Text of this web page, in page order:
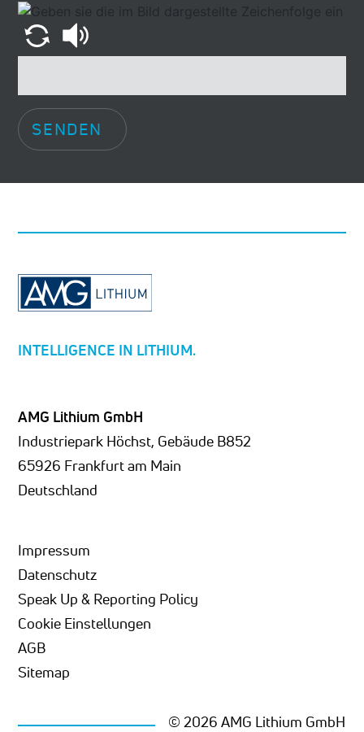
SENDEN
INTELLIGENCE IN LITHIUM.
AMG Lithium GmbH
Industriepark Höchst, Gebäude B852
65926 Frankfurt am Main
Deutschland
Impressum
Datenschutz
Speak Up & Reporting Policy
Cookie Einstellungen
AGB
Sitemap
© 2026 AMG Lithium GmbH